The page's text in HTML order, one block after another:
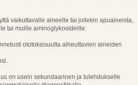
vaikuttavalle aineelle tai jollekin apuaineista,
tai muille aminoglykosideille.
ototoksisuutta aiheuttavien aineiden
on usein sekundaarinen ja tulehdukselle